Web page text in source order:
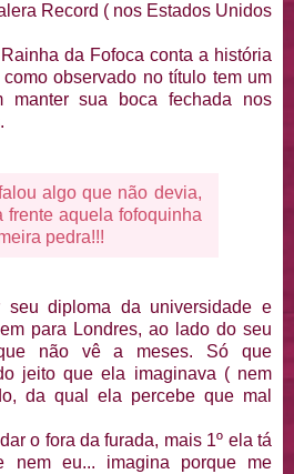
Record ( nos Estados Unidos
da Fofoca conta a história
observado no título tem um
manter sua boca fechada nos
algo que não devia,
frente aquela fofoquinha
pedra!!!
seu diploma da universidade e
para Londres, ao lado do seu
não vê a meses. Só que
jeito que ela imaginava ( nem
da qual ela percebe que mal
o fora da furada, mais 1º ela tá
nem eu... imagina porque me